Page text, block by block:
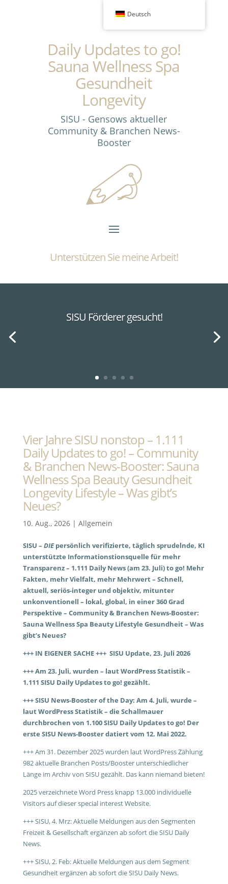
Daily Updates to go!
Sauna Wellness Spa
Gesundheit
Longevity
SISU - Gensows aktueller
Community & Branchen News-
Booster
Unterstützen Sie meine Arbeit!
SISU Förderer gesucht!
Vier Jahre SISU nonstop – 1.111
Daily Updates to go! – Community
& Branchen News-Booster: Sauna
Wellness Spa Beauty Gesundheit
Longevity Lifestyle – Was gibt’s
Neues?
10. Aug., 2026| Allgemein
SISU – DIEpersönlich verifizierte, täglich sprudelnde, KI
unterstützte Informationstionsquelle für mehr
Transparenz – 1.111 Daily News (am 23. Juli) to go! Mehr
Fakten, mehr Vielfalt, mehr Mehrwert – Schnell,
aktuell, seriös-integer und objektiv, mitunter
unkonventionell – lokal, global, in einer 360 Grad
Perspektive – Community & Branchen News-Booster:
Sauna Wellness Spa Beauty Lifestyle Gesundheit – Was
gibt’s Neues?
+++ IN EIGENER SACHE +++ SISU Update, 23. Juli 2026
+++ Am 23. Juli, wurden – laut WordPress Statistik –
1.111 SISU Daily Updates to go! gezählt.
+++ SISU News-Booster of the Day: Am 4. Juli, wurde –
laut WordPress Statistik – die Schallmauer
durchbrochen von 1.100 SISU Daily Updates to go! Der
erste SISU News-Booster datiert vom 12. Mai 2022.
+++ Am 31. Dezember 2025 wurden laut WordPress Zählung
982 aktuelle Branchen Posts/Booster unterschiedlicher
Länge im Archiv von SISU gezählt. Das kann niemand bieten!
2025 verzeichnete Word Press knapp 13.000 individuelle
Visitors auf dieser special interest Website.
+++ SISU, 4. Mrz: Aktuelle Meldungen aus den Segmenten
Freizeit & Gesellschaft ergänzen ab sofort die SISU Daily
News.
+++ SISU, 2. Feb: Aktuelle Meldungen aus dem Segment
Gesundheit ergänzen ab sofort die SISU Daily News.
Deutsch